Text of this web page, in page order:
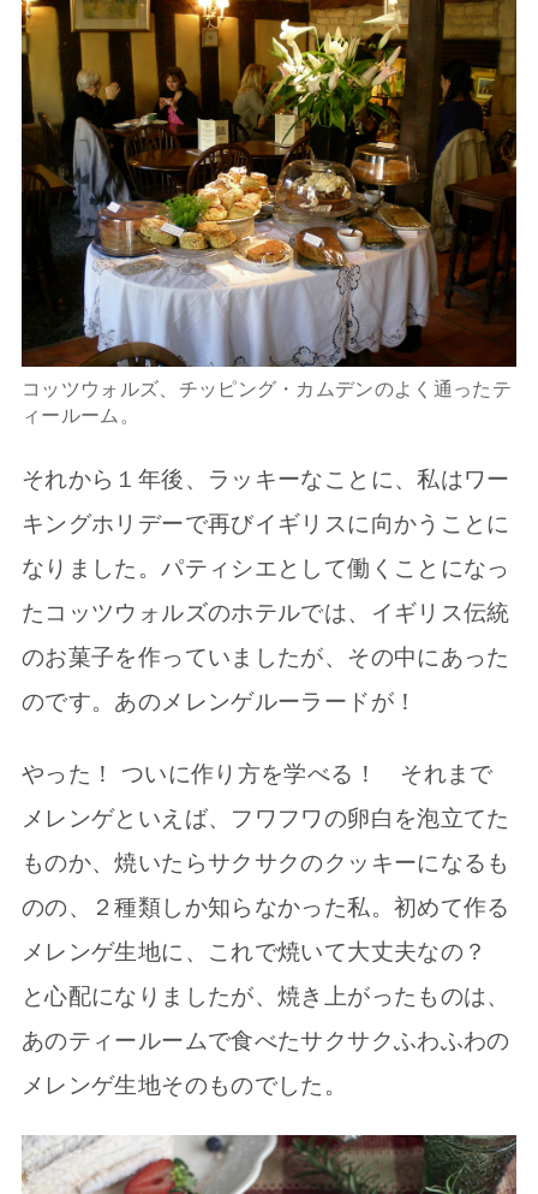
コッツウォルズ、チッピング・カムデンのよく通ったテ
ィールーム。
それから１年後、ラッキーなことに、私はワー
キングホリデーで再びイギリスに向かうことに
なりました。パティシエとして働くことになっ
たコッツウォルズのホテルでは、イギリス伝統
のお菓子を作っていましたが、その中にあった
のです。あのメレンゲルーラードが！
やった！ ついに作り方を学べる！ それまで
メレンゲといえば、フワフワの卵白を泡立てた
ものか、焼いたらサクサクのクッキーになるも
のの、２種類しか知らなかった私。初めて作る
メレンゲ生地に、これで焼いて大丈夫なの？
と心配になりましたが、焼き上がったものは、
あのティールームで食べたサクサクふわふわの
メレンゲ生地そのものでした。